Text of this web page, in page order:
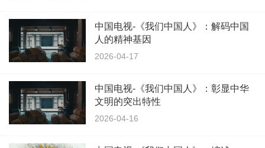
中国电视-《我们中国人》：解码中国
人的精神基因
2026-04-17
中国电视-《我们中国人》：彰显中华
文明的突出特性
2026-04-16